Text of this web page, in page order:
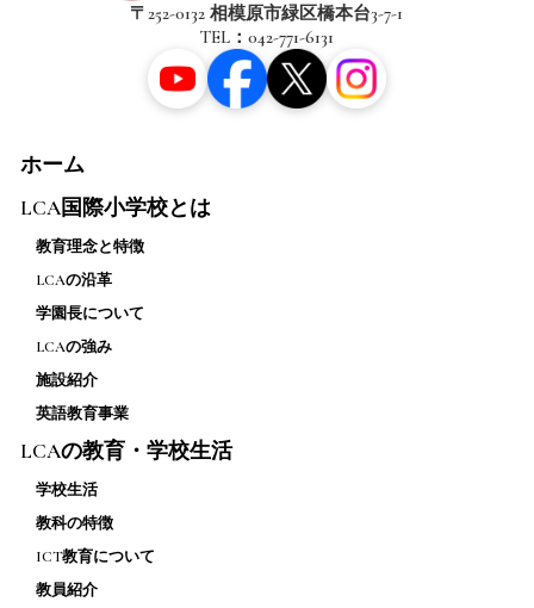
〒252-0132 相模原市緑区橋本台3-7-1
TEL：042-771-6131
ホーム
LCA国際小学校とは
教育理念と特徴
LCAの沿革
学園長について
LCAの強み
施設紹介
英語教育事業
LCAの教育・学校生活
学校生活
教科の特徴
ICT教育について
教員紹介